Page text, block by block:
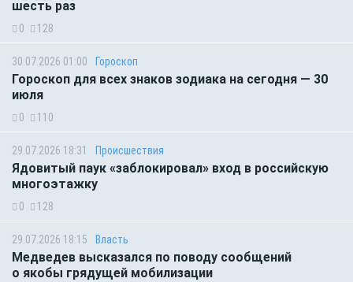
шесть раз
0 128
30.07.2026 01:00 Гороскоп
Гороскоп для всех знаков зодиака на сегодня — 30
июля
0 110
29.07.2026 18:31 Происшествия
Ядовитый паук «заблокировал» вход в российскую
многоэтажку
0 128
29.07.2026 18:15 Власть
Медведев высказался по поводу сообщений
о якобы грядущей мобилизации